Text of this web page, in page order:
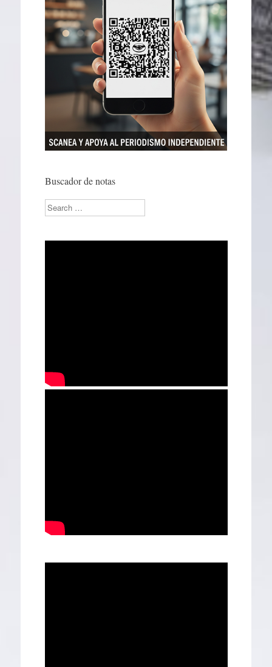
Buscador de notas
Search